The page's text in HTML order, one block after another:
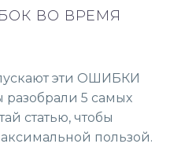
ВО ВРЕМЯ
эти ОШИБКИ
5 самых
статью, чтобы
пользой.